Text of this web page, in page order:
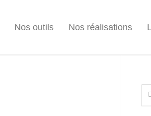
Nos outils Nos réalisations